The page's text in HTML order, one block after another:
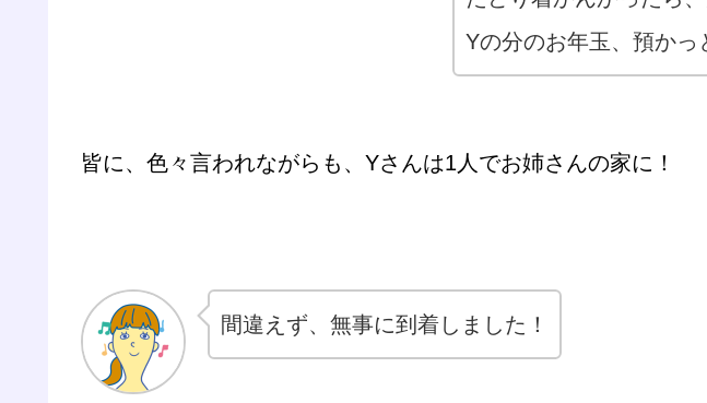
Yの分のお年玉、預かっ
皆に、色々言われながらも、Yさんは1人でお姉さんの家に！
間違えず、無事に到着しました！